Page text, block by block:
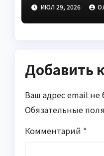
ИЮЛ 29, 2026
Добавить
Ваш адрес email не
Обязательные
Комментарий *